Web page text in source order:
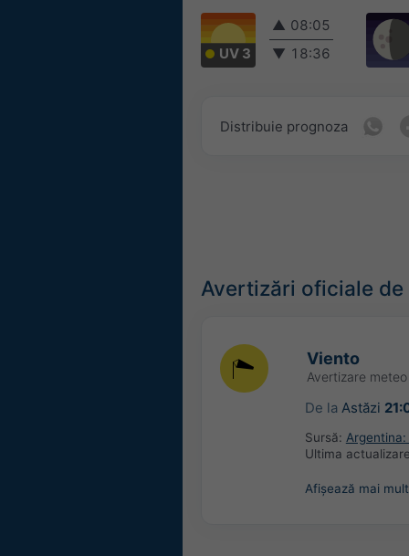
UV 3
▲ 08:05
▼ 18:36
Distribuie prognoza
Avertizări oficiale de
Viento
Avertizare
De la Astăzi
Sursă:
Ultima
Afișează mai mult